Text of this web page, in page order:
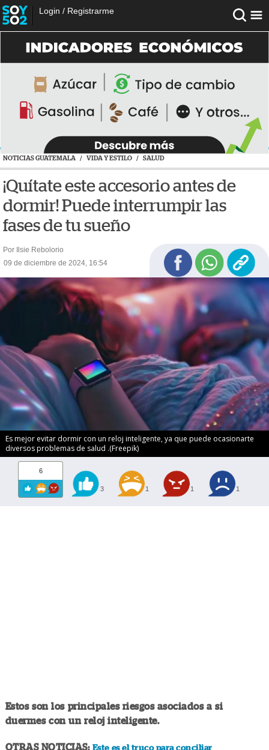
Login / Registrarme
NOTICIAS GUATEMALA / VIDA Y ESTILO / SALUD
¡Quítate este accesorio antes de
dormir! Puede interrumpir las
fases de tu sueño
Por Ilsie Rebolorio
09 de diciembre de 2024, 16:54
Es mejor evitar dormir con un reloj inteligente, ya que puede ocasionarte
diversos problemas de salud .(Freepik)
6
3 1 1 1
Estos son los principales riesgos asociados a si
duermes con un reloj inteligente.
OTRAS NOTICIAS: Este es el truco para conciliar